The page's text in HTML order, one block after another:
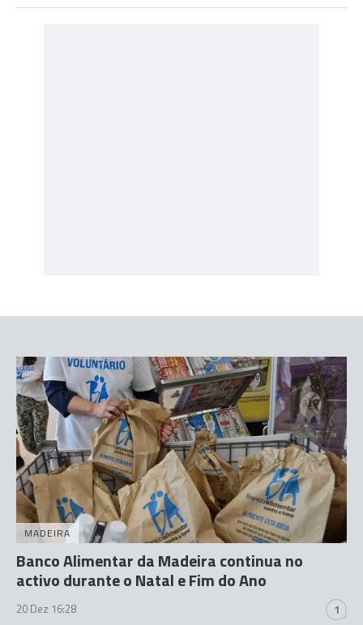
MADEIRA
Banco Alimentar da Madeira continua no
activo durante o Natal e Fim do Ano
20 Dez 16:28 1